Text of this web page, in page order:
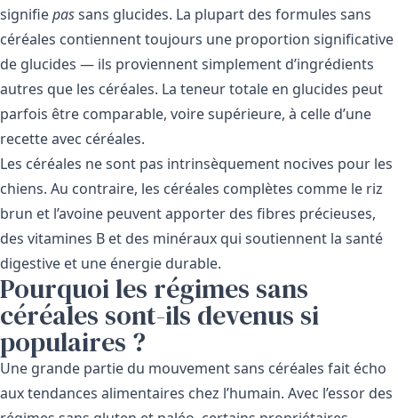
signifiepassans glucides. La plupart des formules sans
céréales contiennent toujours une proportion significative
de glucides — ils proviennent simplement d’ingrédients
autres que les céréales. La teneur totale en glucides peut
parfois être comparable, voire supérieure, à celle d’une
recette avec céréales.
Les céréales ne sont pas intrinsèquement nocives pour les
chiens. Au contraire, les céréales complètes comme le riz
brun et l’avoine peuvent apporter des fibres précieuses,
des vitamines B et des minéraux qui soutiennent la santé
digestive et une énergie durable.
Pourquoi les régimes sans
céréales sont-ils devenus si
populaires ?
Une grande partie du mouvement sans céréales fait écho
aux tendances alimentaires chez l’humain. Avec l’essor des